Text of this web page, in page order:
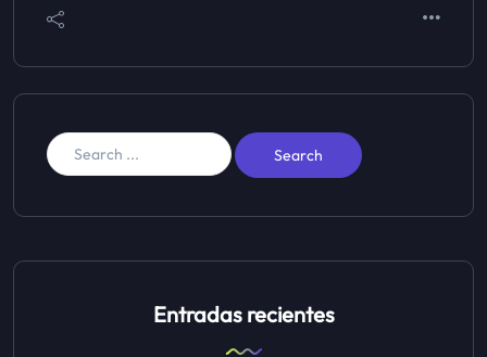
Entradas recientes